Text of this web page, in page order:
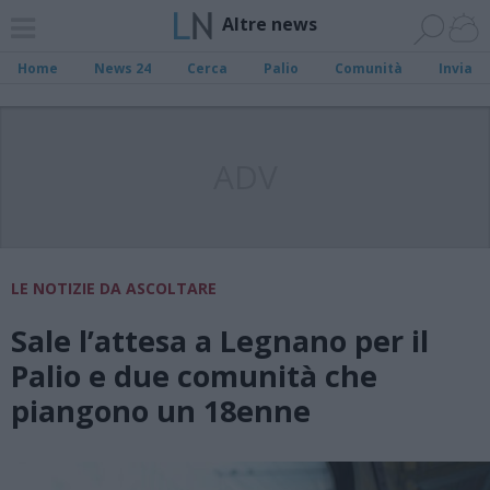
Altre news
Home News 24 Cerca Palio Comunità Invia
LE NOTIZIE DA ASCOLTARE
Sale l’attesa a Legnano per il
Palio e due comunità che
piangono un 18enne